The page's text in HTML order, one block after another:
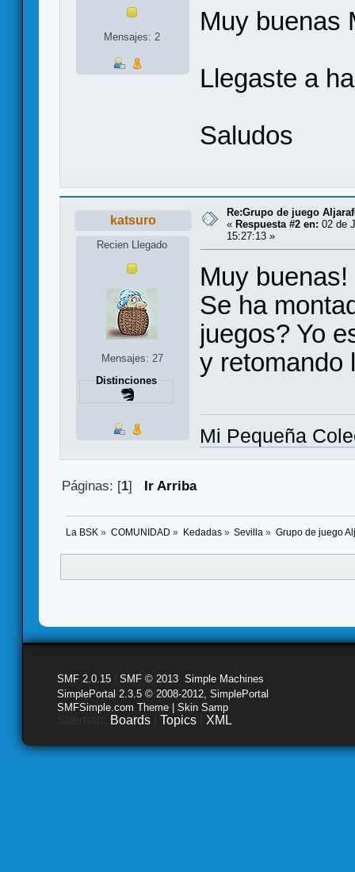
Mensajes: 2
Muy buenas
Llegaste a
Saludos
katsuro
Recien Llegado
Mensajes: 27
Distinciones
Re:Grupo de juego
« Respuesta #2 en: 02 de
15:27:13 »
Muy buenas!
Se ha
juegos? Yo
y retomando
Mi Pequeña
Páginas: [1] Ir Arriba
La BSK » COMUNIDAD » Kedadas» Sevilla » Grupo de juego
SMF 2.0.15 SMF © 2013 Simple Machines
SimplePortal 2.3.5 © 2008-2012, SimplePortal
SMFSimple.com Theme | Skin Samp
Boards Topics XML